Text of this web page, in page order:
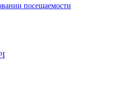
посещаемости